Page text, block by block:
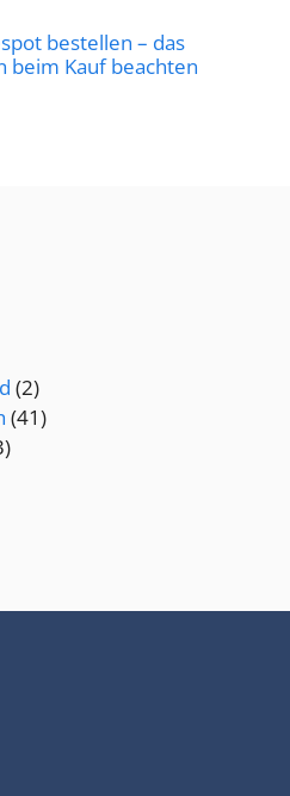
bestellen – das
beim Kauf beachten
(2)
(41)